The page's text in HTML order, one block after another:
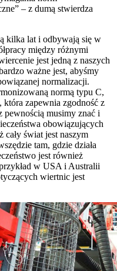
– z dumą stwierdza
kilka lat i odbywają się w
między różnymi
jest jedną z naszych
ważne jest, abyśmy
normalizacji.
normą typu C,
zapewnia zgodność z
pewnością musimy znać i
obowiązujących
świat jest naszym
tam, gdzie działa
jest również
w USA i Australii
wiertnic jest